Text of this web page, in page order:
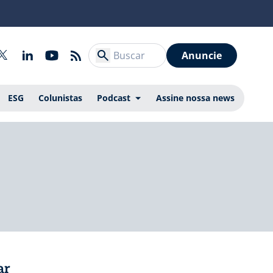
Anuncie
ESG Colunistas Podcast Assine nossa news